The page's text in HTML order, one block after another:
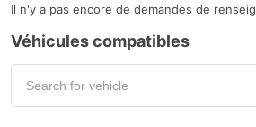
Il n'y a pas encore de demandes de
Véhicules compatibles